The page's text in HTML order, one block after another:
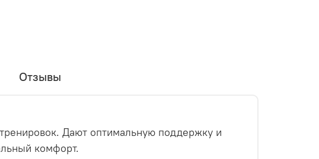
Отзывы
Дают оптимальную поддержку и
комфорт.